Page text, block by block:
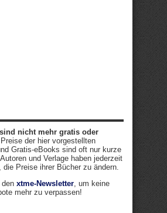
nicht mehr gratis oder
Preise der hier vorgestellten
Gratis-eBooks sind oft nur kurze
und Verlage haben jederzeit
die Preise ihrer Bücher zu ändern.
den xtme-Newsletter, um keine
mehr zu verpassen!